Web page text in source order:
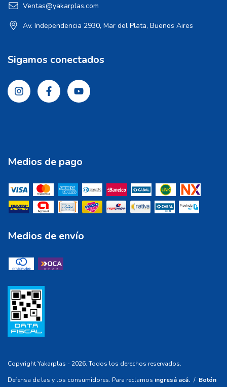
Ventas@yakarplas.com
Av. Independencia 2930, Mar del Plata, Buenos Aires
Sigamos conectados
Medios de pago
Medios de envío
Copyright Yakarplas - 2026. Todos los derechos reservados.
Defensa de las y los consumidores. Para reclamos ingresá acá. / Botón